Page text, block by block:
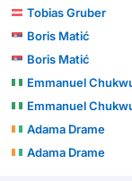
Tobias Gruber
Boris Matić
Boris Matić
Emmanuel
Emmanuel
Adama Drame
Adama Drame